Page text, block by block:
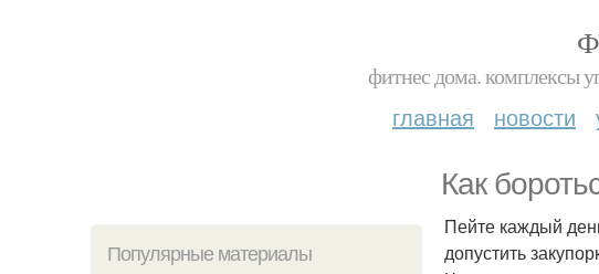
фитнес дома. комплексы
главная новости
Как
Популярные материалы
Пейте каждый
допустить